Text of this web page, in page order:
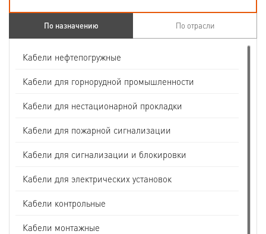
По назначению По отрасли
Кабели нефтепогружные
Кабели для горнорудной промышленности
Кабели для нестационарной прокладки
Кабели для пожарной сигнализации
Кабели для сигнализации и блокировки
Кабели для электрических установок
Кабели контрольные
Кабели монтажные